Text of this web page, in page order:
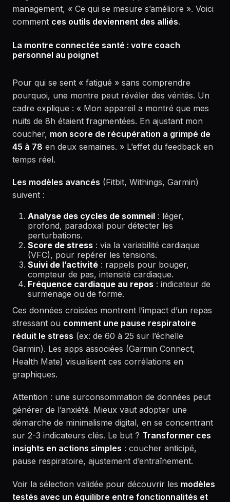
management, « Ce qui se mesure s’améliore ». Voici
comment ces outils deviennent des alliés.
La montre connectée santé : votre coach
personnel au poignet
Pour qui se sent « fatigué » sans comprendre
pourquoi, une montre peut révéler des vérités. Un
cadre explique : « Mon appareil a montré que mes
nuits de 8h étaient fragmentées. En ajustant mon
coucher, mon score de récupération a grimpé de
45 à 78 en deux semaines. » L’effet du feedback en
temps réel.
Les modèles avancés (Fitbit, Withings, Garmin)
suivent :
Analyse des cycles de sommeil : léger,
profond, paradoxal pour détecter les
perturbations.
Score de stress : via la variabilité cardiaque
(VFC), pour repérer les tensions.
Suivi de l’activité : rappels pour bouger,
compteur de pas, intensité cardiaque.
Fréquence cardiaque au repos : indicateur de
surmenage ou de forme.
Ces données croisées montrent l’impact d’un repas
stressant ou comment une pause respiratoire
réduit le stress (ex: de 60 à 25 sur l’échelle
Garmin). Les apps associées (Garmin Connect,
Health Mate) visualisent ces corrélations en
graphiques.
Attention : une surconsommation de données peut
générer de l’anxiété. Mieux vaut adopter une
démarche de minimalisme digital, en se concentrant
sur 2-3 indicateurs clés. Le but ? Transformer ces
insights en actions simples : coucher anticipé,
pause respiratoire, ajustement d’entraînement.
Voir la sélection validée pour découvrir les modèles
testés avec un équilibre entre fonctionnalités et